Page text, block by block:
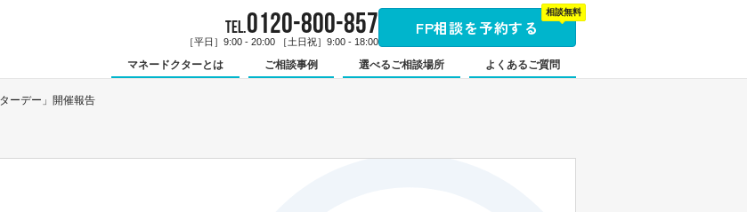
TEL. 0120-800-857
［平日］9:00 - 20:00 ［土日祝］9:00 - 18:00
FP相談を予約する
相談無料
マネードクターとは ご相談事例 選べるご相談場所 よくあるご質問
ーデー」開催報告